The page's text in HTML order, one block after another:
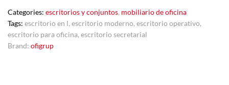
Categories: escritorios y conjuntos, mobiliario de oficina
Tags: escritorio en l, escritorio moderno, escritorio operativo,
escritorio para oficina, escritorio secretarial
Brand: ofigrup